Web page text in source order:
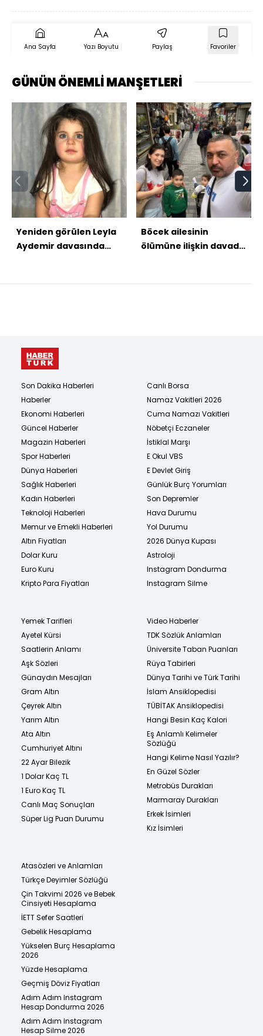
Ana Sayfa Yazı Boyutu Paylaş Favoriler
GÜNÜN ÖNEMLİ MANŞETLERİ
Yeniden görülen Leyla
Aydemir davasında
Böcek ailesinin
ölümüne ilişkin davada
Son Dakika Haberleri
Haberler
Ekonomi Haberleri
Güncel Haberler
Magazin Haberleri
Spor Haberleri
Dünya Haberleri
Sağlık Haberleri
Kadın Haberleri
Teknoloji Haberleri
Memur ve Emekli Haberleri
Altın Fiyatları
Dolar Kuru
Euro Kuru
Kripto Para Fiyatları
Canlı Borsa
Namaz Vakitleri 2026
Cuma Namazı Vakitleri
Nöbetçi Eczaneler
İstiklal Marşı
E Okul VBS
E Devlet Giriş
Günlük Burç Yorumları
Son Depremler
Hava Durumu
Yol Durumu
2026 Dünya Kupası
Astroloji
Instagram Dondurma
Instagram Silme
Yemek Tarifleri
Ayetel Kürsi
Saatlerin Anlamı
Aşk Sözleri
Günaydın Mesajları
Gram Altın
Çeyrek Altın
Yarım Altın
Ata Altın
Cumhuriyet Altını
22 Ayar Bilezik
1 Dolar Kaç TL
1 Euro Kaç TL
Canlı Maç Sonuçları
Süper Lig Puan Durumu
Video Haberler
TDK Sözlük Anlamları
Üniversite Taban Puanları
Rüya Tabirleri
Dünya Tarihi ve Türk Tarihi
İslam Ansiklopedisi
TÜBİTAK Ansiklopedisi
Hangi Besin Kaç Kalori
Eş Anlamlı Kelimeler
Sözlüğü
Hangi Kelime Nasıl Yazılır?
En Güzel Sözler
Metrobüs Durakları
Marmaray Durakları
Erkek İsimleri
Kız İsimleri
Atasözleri ve Anlamları
Türkçe Deyimler Sözlüğü
Çin Takvimi 2026 ve Bebek
Cinsiyeti Hesaplama
İETT Sefer Saatleri
Gebelik Hesaplama
Yükselen Burç Hesaplama
2026
Yüzde Hesaplama
Geçmiş Döviz Fiyatları
Adım Adım Instagram
Hesap Dondurma 2026
Adım Adım Instagram
Hesap Silme 2026